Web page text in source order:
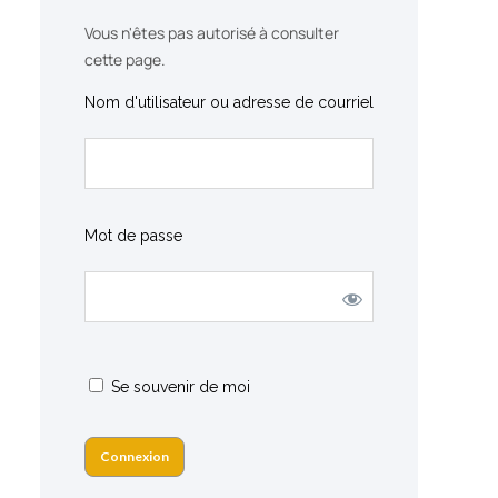
Vous n'êtes pas autorisé à consulter
cette page.
Nom d'utilisateur ou adresse de courriel
Mot de passe
Se souvenir de moi